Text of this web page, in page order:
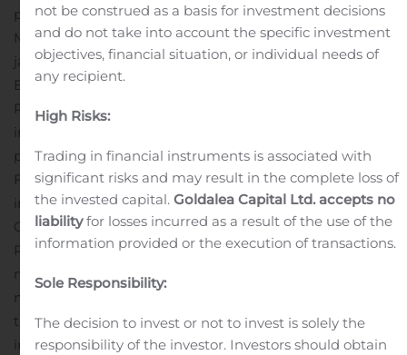
partners.Voorzitter en CEO bij Gfi, Vincent Rouaix: “Ik wil
Marc bedanken voor zijn geweldige werk het afgelopen
jaar met de integratie van zowel Realdolmen en Gfi
Belgium in België als de vernieuwde onderneming
Realdolmen, a Gfi Group Company binnen de
internationale Gfi Group.”
positie als betrouwbare technologiepartner in de Digital
Flow van organisaties blijven versterken, maar ook
internationaal blijven groeien, met steun van de Gfi
Group.Over Realdolmen, a Gfi Group company
Realdolmen, lid van de Europese Gfi Group, bedient
met ongeveer 1.950 hooggeschoolde ICT-medewerkers
meer dan 1.000 klanten in de Benelux op strategisch,
tactisch en operationeel ICT-vlak. Realdolmen realiseert
in elke samenwerking het potentieel van mensen en
not be construed as a basis for investment decisions
and do not take into account the specific investment
objectives, financial situation, or individual needs of
any recipient.
High Risks:
Trading in financial instruments is associated with
significant risks and may result in the complete loss of
the invested capital.Goldalea Capital Ltd. accepts no
liabilityfor losses incurred as a result of the use of the
information provided or the execution of transactions.
Sole Responsibility:
The decision to invest or not to invest is solely the
responsibility of the investor. Investors should obtain